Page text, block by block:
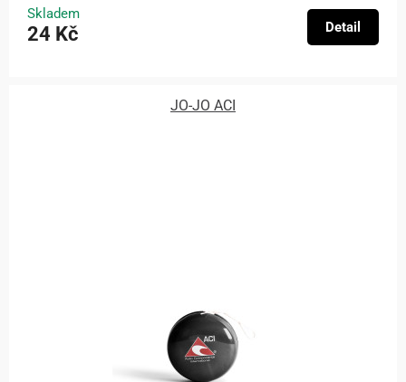
Skladem
24 Kč Detail
JO-JO ACI